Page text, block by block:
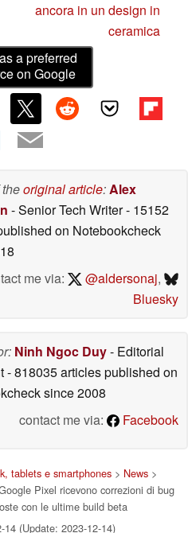
ancora in un design in
ceramica
a preferred
on Google
original article: Alex
- Senior Tech Writer- 15152
on Notebookcheck
me via:
@aldersonaj,
Bluesky
Ninh Ngoc Duy- Editorial
- 818035 articles published on
since 2008
contact me via:
Facebook
tablets e smartphones > News >
Pixel ricevono correzioni di bug
con le ultime build beta
(Update: 2023-12-14)